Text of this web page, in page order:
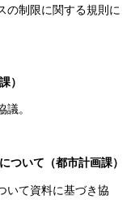
の制限に関する規則に
）
。
ついて（都市計画課）
いて資料に基づき協